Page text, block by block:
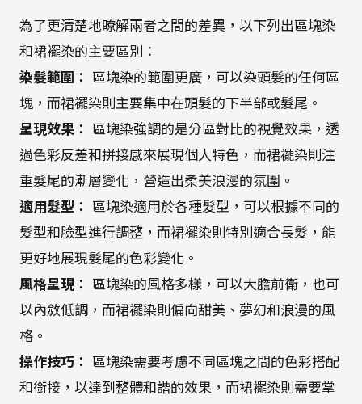
為了更清楚地瞭解兩者之間的差異，以下列出區塊染
和裙襬染的主要區別：
染髮範圍：
區塊染的範圍更廣，可以染頭髮的任何區
塊，而裙襬染則主要集中在頭髮的下半部或髮尾。
呈現效果：
區塊染強調的是分區對比的視覺效果，透
過色彩反差和拼接感來展現個人特色，而裙襬染則注
重髮尾的漸層變化，營造出柔美浪漫的氛圍。
適用髮型：
區塊染適用於各種髮型，可以根據不同的
髮型和臉型進行調整，而裙襬染則特別適合長髮，能
更好地展現髮尾的色彩變化。
風格呈現：
區塊染的風格多樣，可以大膽前衛，也可
以內斂低調，而裙襬染則偏向甜美、夢幻和浪漫的風
格。
操作技巧：
區塊染需要考慮不同區塊之間的色彩搭配
和銜接，以達到整體和諧的效果，而裙襬染則需要掌